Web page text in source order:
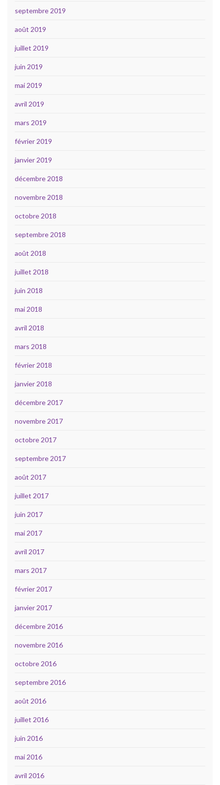
septembre 2019
août 2019
juillet 2019
juin 2019
mai 2019
avril 2019
mars 2019
février 2019
janvier 2019
décembre 2018
novembre 2018
octobre 2018
septembre 2018
août 2018
juillet 2018
juin 2018
mai 2018
avril 2018
mars 2018
février 2018
janvier 2018
décembre 2017
novembre 2017
octobre 2017
septembre 2017
août 2017
juillet 2017
juin 2017
mai 2017
avril 2017
mars 2017
février 2017
janvier 2017
décembre 2016
novembre 2016
octobre 2016
septembre 2016
août 2016
juillet 2016
juin 2016
mai 2016
avril 2016